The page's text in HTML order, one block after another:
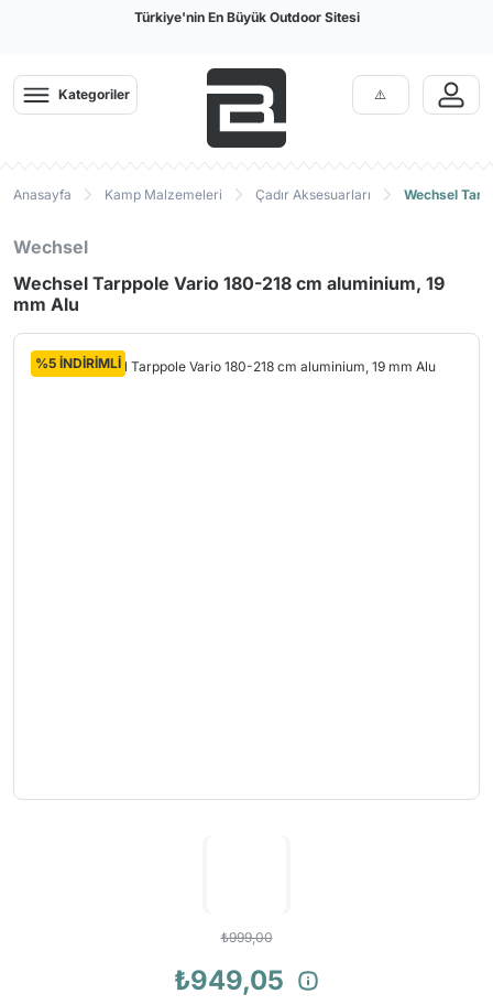
Türkiye'nin En Büyük Outdoor Sitesi
Kategoriler
Anasayfa Kamp Malzemeleri Çadır Aksesuarları Wechsel
Wechsel
Wechsel Tarppole Vario 180-218 cm aluminium, 19
mm Alu
%5 İNDİRİMLİ
₺999,00
₺949,05